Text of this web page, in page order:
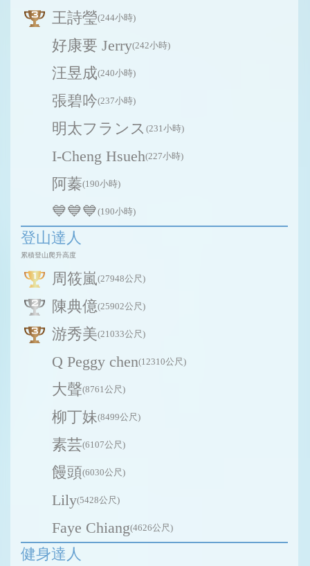
王詩瑩(244小時)
好康要 Jerry(242小時)
汪昱成(240小時)
張碧吟(237小時)
明太フランス (231小時)
I-Cheng Hsueh(227小時)
阿蓁(190小時)
💙💙💙(190小時)
登山達人
累積登山爬升高度
周筱嵐(27948公尺)
陳典億(25902公尺)
游秀美(21033公尺)
Q Peggy chen(12310公尺)
大聲(8761公尺)
柳丁妹(8499公尺)
素芸(6107公尺)
饅頭(6030公尺)
Lily(5428公尺)
Faye Chiang(4626公尺)
健身達人